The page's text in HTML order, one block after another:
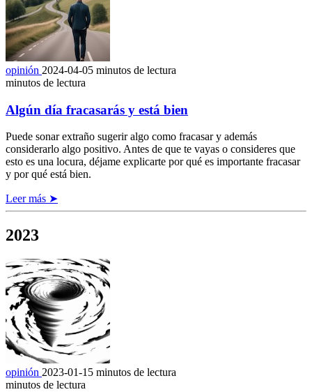
opinión 2024-04-05 minutos de lectura
minutos de lectura
Algún día fracasarás y está bien
Puede sonar extraño sugerir algo como fracasar y además
considerarlo algo positivo. Antes de que te vayas o consideres que
esto es una locura, déjame explicarte por qué es importante fracasar
y por qué está bien.
Leer más ➤
2023
opinión 2023-01-15 minutos de lectura
minutos de lectura